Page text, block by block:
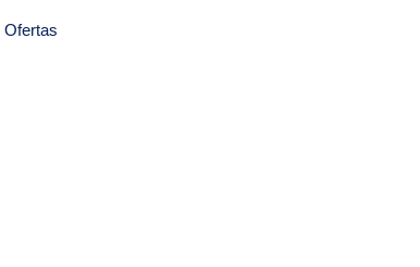
Ofertas